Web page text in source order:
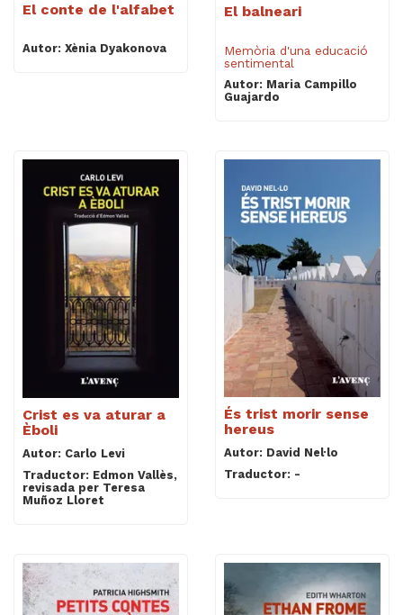
El conte de l'alfabet
Autor: Xènia Dyakonova
El balneari
Memòria d'una educació
sentimental
Autor: Maria Campillo
Guajardo
Crist es va aturar a
Èboli
Autor: Carlo Levi
Traductor: Edmon Vallès,
revisada per Teresa
Muñoz Lloret
És trist morir sense
hereus
Autor: David Nel·lo
Traductor: -